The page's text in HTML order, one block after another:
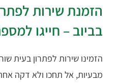
הזמנת שירות
בביוב – חייגו
הזמינו שירות לפתרון בעית
מבעיות, אל תחכו ולא דקה